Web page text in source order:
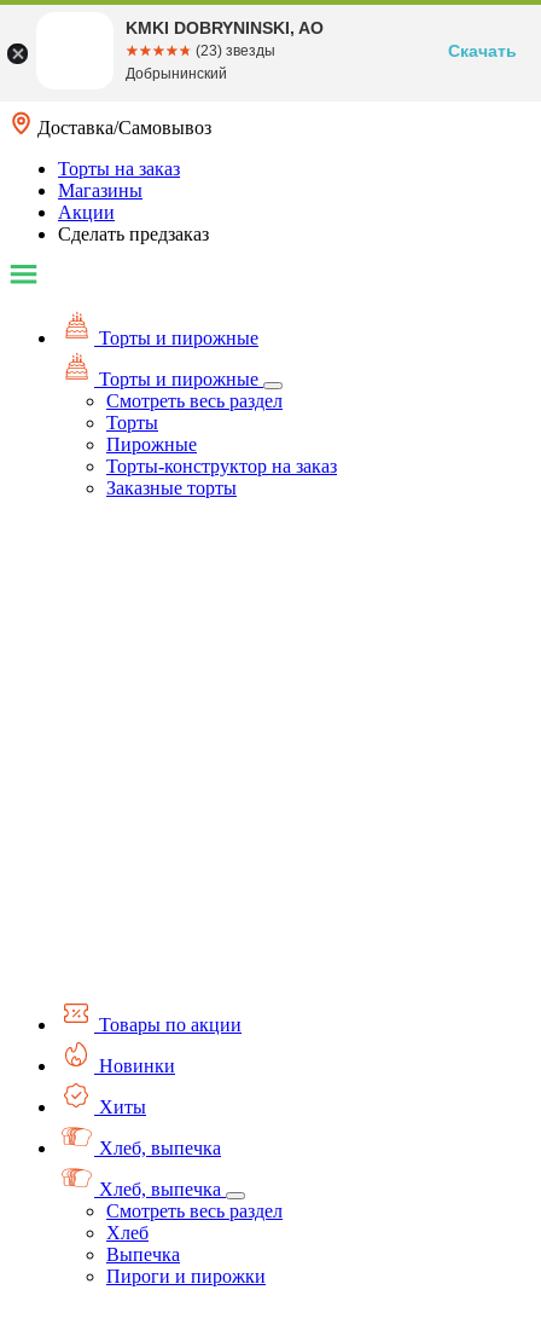
Доставка/Самовывоз
Торты на заказ
Магазины
Акции
Сделать предзаказ
Торты и пирожные
Торты и пирожные
Смотреть весь раздел
Торты
Пирожные
Торты-конструктор на заказ
Заказные торты
Товары по акции
Новинки
Хиты
Хлеб, выпечка
Хлеб, выпечка
Смотреть весь раздел
Хлеб
Выпечка
Пироги и пирожки
KMKI DOBRYNINSKI, AO
☆☆☆☆☆
★★★★★ (23) звезды
Добрынинский
Скачать